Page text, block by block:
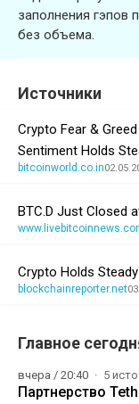
заполнения гэпов
без объема.
Источники
Crypto Fear &
Sentiment Holds
bitcoinworld.co.in
BTC.D Just Closed
Crypto Holds
blockchainreporter.net
Главное
вчера / 20:40 5
Партнерство